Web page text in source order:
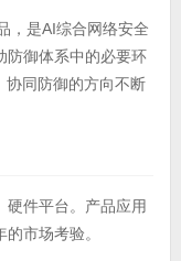
，是AI综合网络安全
防御体系中的必要环
协同防御的方向不断
硬件平台。产品应用
市场考验。